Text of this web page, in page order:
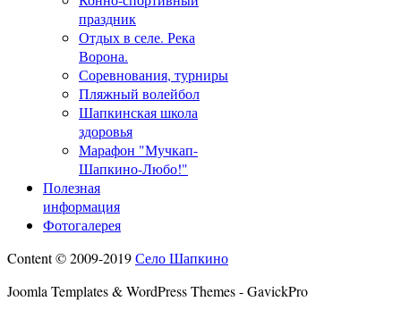
праздник
Отдых в селе. Река
Ворона.
Соревнования, турниры
Пляжный волейбол
Шапкинская школа
здоровья
Марафон "Мучкап-
Шапкино-Любо!"
Полезная
информация
Фотогалерея
Content © 2009-2019Село Шапкино
Joomla Templates & WordPress Themes - GavickPro